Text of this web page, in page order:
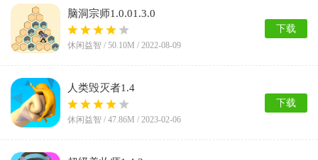
脑洞宗师1.0.01.3.0
休闲益智 / 50.10M / 2022-08-09
下载
人类毁灭者1.4
休闲益智 / 47.86M / 2023-02-06
下载